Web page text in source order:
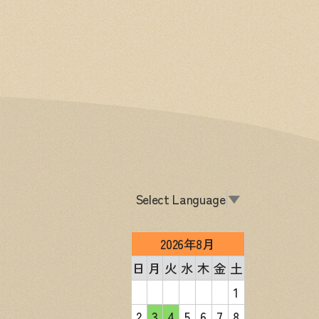
Select Language▼
2026年8月
日 月 火 水 木 金 土
1